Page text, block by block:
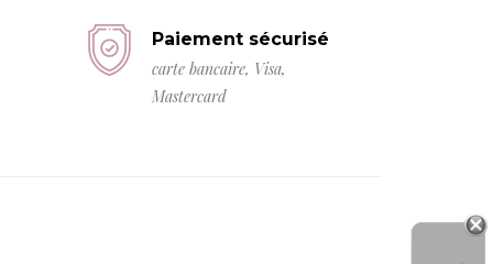
Paiement sécurisé
carte bancaire, Visa,
Mastercard